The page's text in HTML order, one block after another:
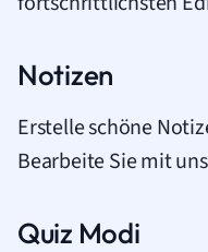
Notizen
Erstelle schöne
Bearbeite Sie mit
Quiz Modi